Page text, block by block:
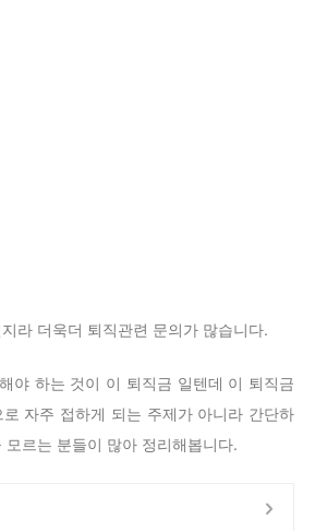
라 더욱더 퇴직관련 문의가 많습니다.
야 하는 것이 이 퇴직금 일텐데 이 퇴직금
자주 접하게 되는 주제가 아니라 간단하
모르는 분들이 많아 정리해봅니다.